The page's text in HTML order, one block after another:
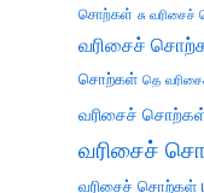
சொற்கள் சு
வரிசைச்
சொற்கள் தெ
வரிசைச்
வரிசைச்
வரிசைச் சொற்கள்